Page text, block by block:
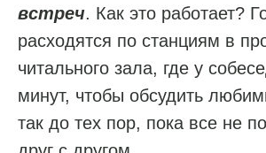
встреч. Как это работает?
расходятся по станциям в
читального зала, где у
минут, чтобы обсудить
так до тех пор, пока все не